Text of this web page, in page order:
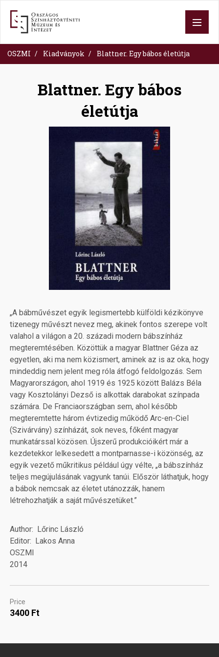
content
OSZMI Kiadványok Blattner. Egy bábos életútja
Blattner. Egy bábos
életútja
„A bábművészet egyik legismertebb külföldi kézikönyve
tizenegy művészt nevez meg, akinek fontos szerepe volt
valahol a világon a 20. századi modern bábszínház
megteremtésében. Közöttük a magyar Blattner Géza az
egyetlen, aki ma nem közismert, aminek az is az oka, hogy
mindeddig nem jelent meg róla átfogó feldolgozás. Sem
Magyarországon, ahol 1919 és 1925 között Balázs Béla
vagy Kosztolányi Dezső is alkottak darabokat színpada
számára. De Franciaországban sem, ahol később
megteremtette három évtizedig működő Arc-en-Ciel
(Szivárvány) színházát, sok neves, főként magyar
munkatárssal közösen. Újszerű produkcióikért már a
kezdetekkor lelkesedett a montparnasse-i közönség, az
egyik vezető műkritikus például úgy vélte, „a bábszínház
teljes megújulásának vagyunk tanúi. Először láthatjuk, hogy
a bábok nemcsak az életet utánozzák, hanem
létrehozhatják a saját művészetüket.”
Author
Lőrinc László
Editor
Lakos Anna
OSZMI
2014
Price
3400 Ft